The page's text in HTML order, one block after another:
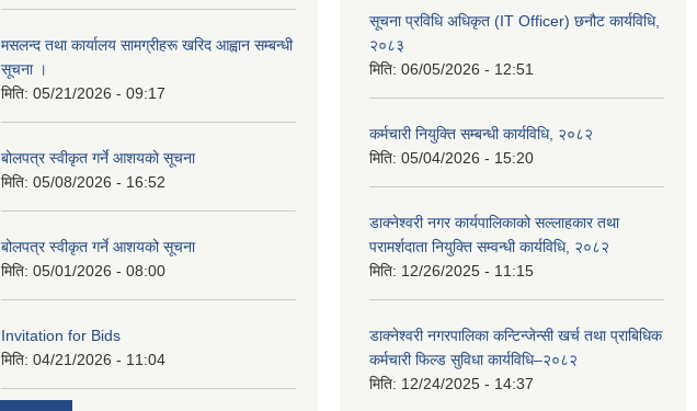
मसलन्द तथा कार्यालय सामग्रीहरू खरिद आह्वान सम्बन्धी
सूचना ।
मिति: 05/21/2026 - 09:17
बोलपत्र स्वीकृत गर्ने आशयको सूचना
मिति: 05/08/2026 - 16:52
बोलपत्र स्वीकृत गर्ने आशयको सूचना
मिति: 05/01/2026 - 08:00
Invitation for Bids
मिति: 04/21/2026 - 11:04
सूचना प्रविधि अधिकृत (IT Officer) छनौट कार्यविधि,
२०८३
मिति: 06/05/2026 - 12:51
कर्मचारी नियुक्ति सम्बन्धी कार्यविधि, २०८२
मिति: 05/04/2026 - 15:20
डाक्नेश्वरी नगर कार्यपालिकाको सल्लाहकार तथा
परामर्शदाता नियुक्ति सम्वन्धी कार्यविधि, २०८२
मिति: 12/26/2025 - 11:15
डाक्नेश्वरी नगरपालिका कन्टिन्जेन्सी खर्च तथा प्राबिधिक
कर्मचारी फिल्ड सुविधा कार्यविधि–२०८२
मिति: 12/24/2025 - 14:37